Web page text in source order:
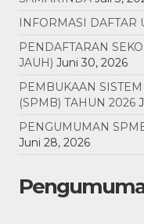
INFORMASI DAFTAR
PENDAFTARAN
JAUH) Juni 30, 2026
PEMBUKAAN
(SPMB) TAHUN 2026
PENGUMUMAN
Juni 28, 2026